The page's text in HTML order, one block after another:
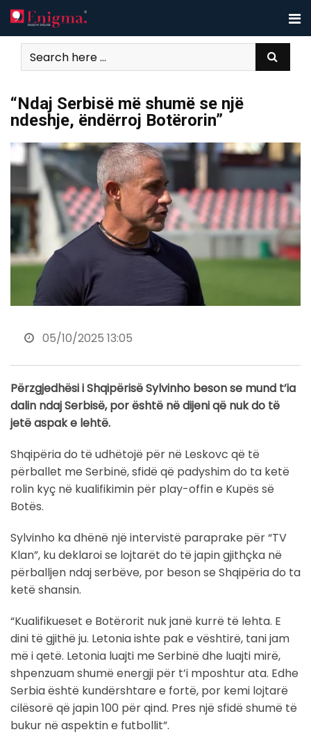
Skip
to
content
“Ndaj Serbisë më shumë se një
ndeshje, ëndërroj Botërorin”
05/10/2025 13:05
Përzgjedhësi i Shqipërisë Sylvinho beson se mund t’ia
dalin ndaj Serbisë, por është në dijeni që nuk do të
jetë aspak e lehtë.
Shqipëria do të udhëtojë për në Leskovc që të
përballet me Serbinë, sfidë që padyshim do ta ketë
rolin kyç në kualifikimin për play-offin e Kupës së
Botës.
Sylvinho ka dhënë një intervistë paraprake për “TV
Klan”, ku deklaroi se lojtarët do të japin gjithçka në
përballjen ndaj serbëve, por beson se Shqipëria do ta
ketë shansin.
“Kualifikueset e Botërorit nuk janë kurrë të lehta. E
dini të gjithë ju. Letonia ishte pak e vështirë, tani jam
më i qetë. Letonia luajti me Serbinë dhe luajti mirë,
shpenzuam shumë energji për t’i mposhtur ata. Edhe
Serbia është kundërshtare e fortë, por kemi lojtarë
cilësorë që japin 100 për qind. Pres një sfidë shumë të
bukur në aspektin e futbollit”.